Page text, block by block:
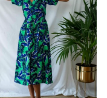
Friends?
special offers and
on your first order
birthday!